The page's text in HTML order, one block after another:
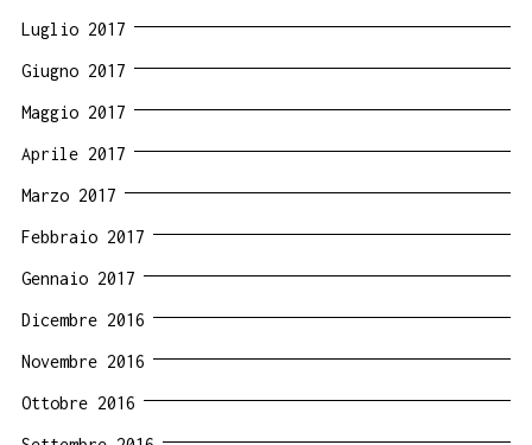
Luglio 2017
Giugno 2017
Maggio 2017
Aprile 2017
Marzo 2017
Febbraio 2017
Gennaio 2017
Dicembre 2016
Novembre 2016
Ottobre 2016